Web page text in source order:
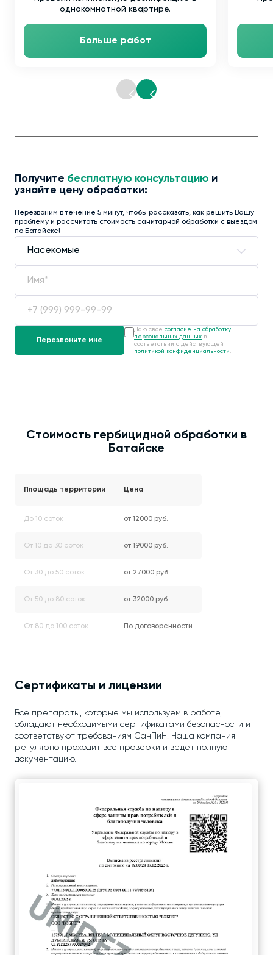
однокомнатной квартире.
Больше работ
Получите бесплатную консультацию и
узнайте цену обработки:
Перезвоним в течение 5 минут, чтобы рассказать, как решить Вашу
проблему и рассчитать стоимость санитарной обработки с выездом
по Батайске!
Даю своё согласие на обработку
персональных данных в
соответствии с действующей
политикой конфиденциальности .
Стоимость гербицидной обработки в
Батайске
Площадь территории Цена
До 10 соток от 12000 руб.
От 10 до 30 соток от 19000 руб.
От 30 до 50 соток от 27000 руб.
От 50 до 80 соток от 32000 руб.
От 80 до 100 соток По договоренности
Сертификаты и лицензии
Все препараты, которые мы используем в работе,
обладают необходимыми сертификатами безопасности и
соответствуют требованиям СанПиН. Наша компания
регулярно проходит все проверки и ведет полную
документацию.